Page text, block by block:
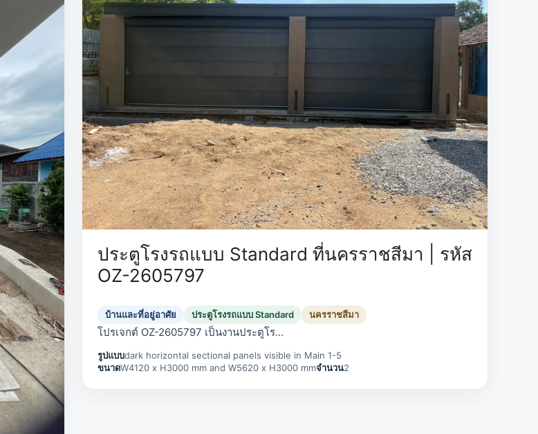
ประตูโรงรถแบบ Standard ที่นครราชสีมา | รหัส
OZ-2605797
บ้านและที่อยู่อาศัย ประตูโรงรถแบบ Standard นครราชสีมา
โปรเจกต์ OZ-2605797 เป็นงานประตูโร…
รูปแบบdark horizontal sectional panels visible in Main 1-5
ขนาดW4120 x H3000 mm and W5620 x H3000 mmจำนวน2